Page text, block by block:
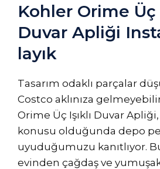
Kohler Orime Üç
Duvar Apliği
layık
Tasarım odaklı parçalar
Costco aklınıza
Orime Üç Işıklı Duvar
konusu olduğunda depo
uyuduğumuzu kanıtlıyor.
evinden çağdaş ve